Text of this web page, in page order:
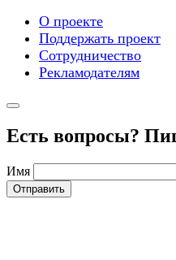
О проекте
Поддержать проект
Сотрудничество
Рекламодателям
Есть вопросы?
Имя